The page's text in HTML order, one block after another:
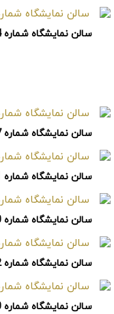
سالن نمایشگاه شماره 544
سالن نمایشگاه شماره 047
سالن نمایشگاه شماره 291
سالن نمایشگاه شماره 180
سالن نمایشگاه شماره 522
سالن نمایشگاه شماره 060